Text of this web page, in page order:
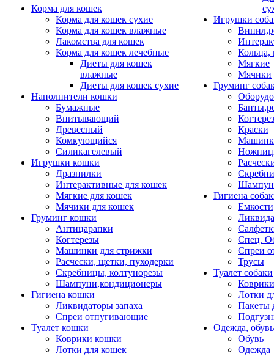
Корма для кошек
Корма для кошек сухие
Корма для кошек влажные
Лакомства для кошек
Корма для кошек лечебные
Диеты для кошек
влажные
Диеты для кошек сухие
Наполнители кошки
Бумажные
Впитывающий
Древесный
Комкующийся
Силикагелевый
Игрушки кошки
Дразнилки
Интерактивные для кошек
Мягкие для кошек
Мячики для кошек
Груминг кошки
Антицарапки
Когтерезы
Машинки для стрижки
Расчески, щетки, пуходерки
Скребницы, колтунорезы
Шампуни,кондиционеры
Гигиена кошки
Ликвидаторы запаха
Спреи отпугивающие
Туалет кошки
Коврики кошки
Лотки для кошек
Игрушки
Кольца,
Мягкие
Мячики
Груминг
Краски
Гигиена
Емкости
Спец.
Спреи
Трусы
Туалет собаки
Коврики
Лотки
Пакеты
Одежда, обувь
Обувь
Одежда